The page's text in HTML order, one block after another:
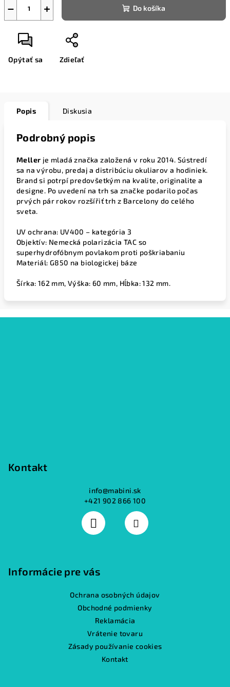
+
− Do košíka
Opýtať sa Zdieľať
Popis Diskusia
Podrobný popis
Meller je mladá značka založená v roku 2014. Sústredí
sa na výrobu, predaj a distribúciu okuliarov a hodiniek.
Brand si potrpí predovšetkým na kvalite, originalite a
designe. Po uvedení na trh sa značke podarilo počas
prvých pár rokov rozšířiť trh z Barcelony do celého
sveta.
UV ochrana: UV400 – kategória 3
Objektív: Nemecká polarizácia TAC so
superhydrofóbnym povlakom proti poškriabaniu
Materiál:G850 na biologickej báze
Šírka: 162 mm, Výška: 60 mm, Hĺbka: 132 mm.
Kontakt
info@mabini.sk
+421 902 866 100
Informácie pre vás
Ochrana osobných údajov
Obchodné podmienky
Reklamácia
Vrátenie tovaru
Zásady používanie cookies
Kontakt